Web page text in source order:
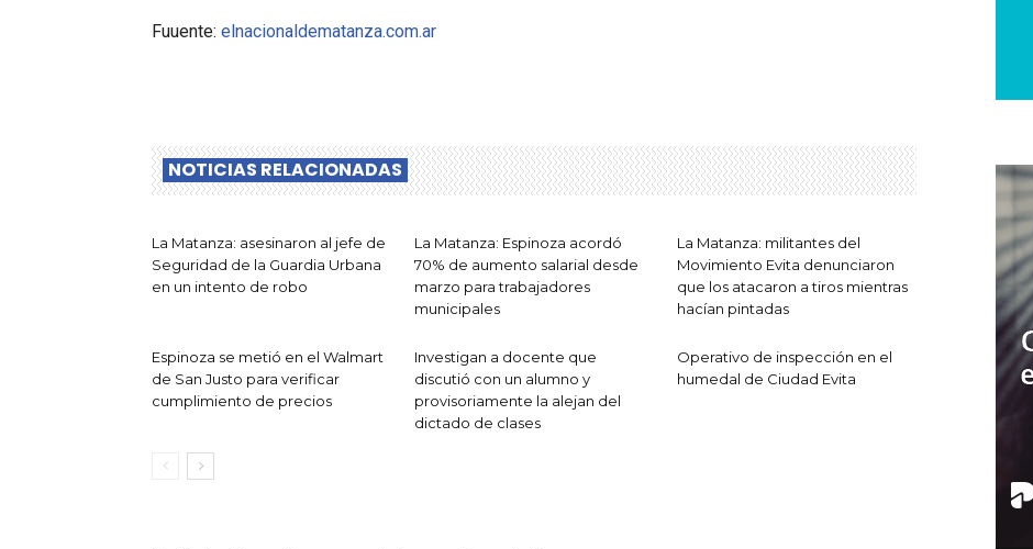
Fuuente: elnacionaldematanza.com.ar
NOTICIAS RELACIONADAS
La Matanza: asesinaron al jefe de
Seguridad de la Guardia Urbana
en un intento de robo
La Matanza: Espinoza acordó
70% de aumento salarial desde
marzo para trabajadores
municipales
La Matanza: militantes del
Movimiento Evita denunciaron
que los atacaron a tiros mientras
hacían pintadas
Espinoza se metió en el Walmart
de San Justo para verificar
cumplimiento de precios
Investigan a docente que
discutió con un alumno y
provisoriamente la alejan del
dictado de clases
Operativo de inspección en el
humedal de Ciudad Evita